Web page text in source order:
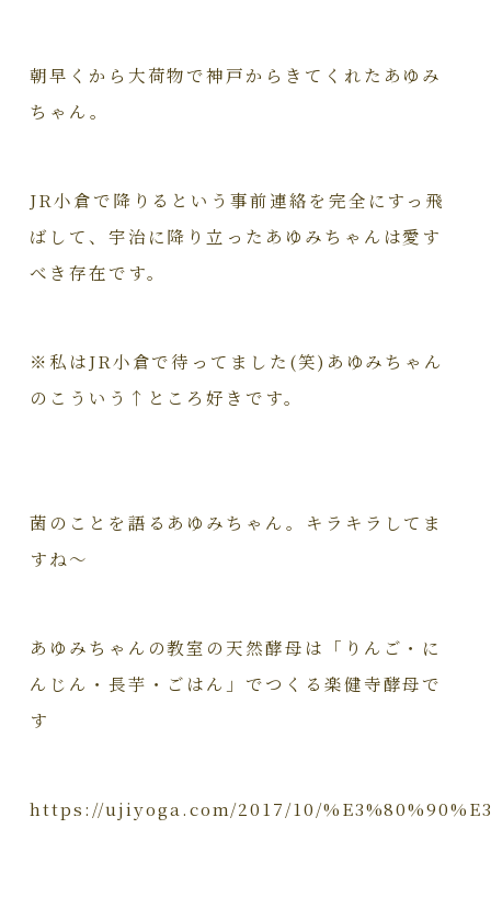
朝早くから大荷物で神戸からきてくれたあゆみ
ちゃん。
JR小倉で降りるという事前連絡を完全にすっ飛
ばして、宇治に降り立ったあゆみちゃんは愛す
べき存在です。
※私はJR小倉で待ってました(笑)あゆみちゃん
のこういう↑ところ好きです。
菌のことを語るあゆみちゃん。キラキラしてま
すね～
あゆみちゃんの教室の天然酵母は「りんご・に
んじん・長芋・ごはん」でつくる楽健寺酵母で
す
https://ujiyoga.com/2017/10/